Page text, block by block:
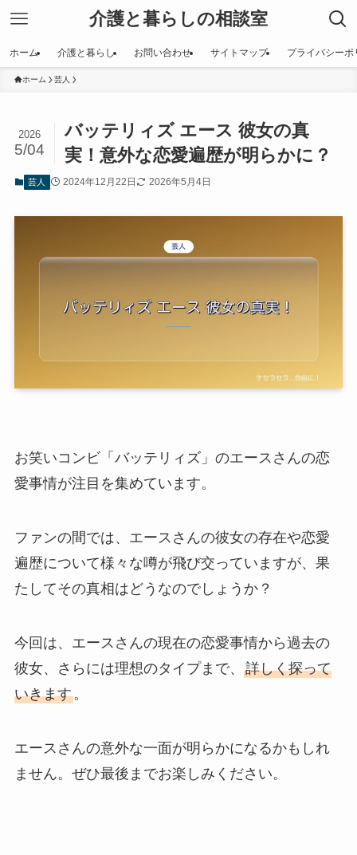
介護と暮らしの相談室
ホーム 介護と暮らし お問い合わせ サイトマップ プライバシーポ
ホーム 芸人
バッテリィズ エース 彼女の真
実！意外な恋愛遍歴が明らかに？
2026
5/04
芸人 2024年12月22日 2026年5月4日
お笑いコンビ「バッテリィズ」のエースさんの恋
愛事情が注目を集めています。
ファンの間では、エースさんの彼女の存在や恋愛
遍歴について様々な噂が飛び交っていますが、果
たしてその真相はどうなのでしょうか？
今回は、エースさんの現在の恋愛事情から過去の
彼女、さらには理想のタイプまで、 詳しく探って
いきます。
エースさんの意外な一面が明らかになるかもしれ
ません。ぜひ最後までお楽しみください。